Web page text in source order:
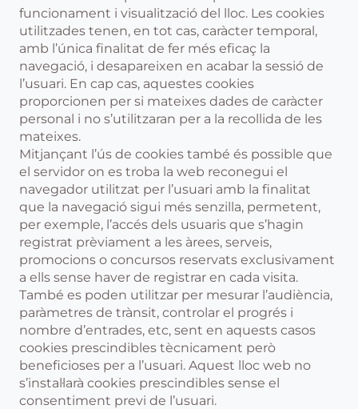
funcionament i visualització del lloc. Les cookies
utilitzades tenen, en tot cas, caràcter temporal,
amb l’única finalitat de fer més eficaç la
navegació, i desapareixen en acabar la sessió de
l’usuari. En cap cas, aquestes cookies
proporcionen per si mateixes dades de caràcter
personal i no s’utilitzaran per a la recollida de les
mateixes.
Mitjançant l’ús de cookies també és possible que
el servidor on es troba la web reconegui el
navegador utilitzat per l’usuari amb la finalitat
que la navegació sigui més senzilla, permetent,
per exemple, l’accés dels usuaris que s’hagin
registrat prèviament a les àrees, serveis,
promocions o concursos reservats exclusivament
a ells sense haver de registrar en cada visita.
També es poden utilitzar per mesurar l’audiència,
paràmetres de trànsit, controlar el progrés i
nombre d’entrades, etc, sent en aquests casos
cookies prescindibles tècnicament però
beneficioses per a l’usuari. Aquest lloc web no
s’instal·larà cookies prescindibles sense el
consentiment previ de l’usuari.